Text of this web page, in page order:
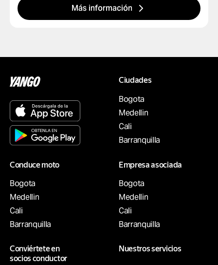
Más información
Ciudades
Bogota
Medellin
Cali
Barranquilla
Conduce moto
Bogota
Medellin
Cali
Barranquilla
Empresa asociada
Bogota
Medellin
Cali
Barranquilla
Conviértete en
socios conductor
Nuestros servicios